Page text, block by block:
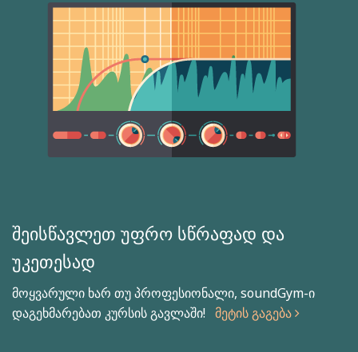
შეისწავლეთ უფრო სწრაფად და
უკეთესად
მოყვარული ხარ თუ პროფესიონალი, soundGym-ი
დაგეხმარებათ კურსის გავლაში! მეტის გაგება